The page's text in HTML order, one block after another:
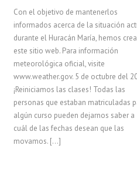
Con el objetivo de mantenerlos
informados acerca de la situación
durante el Huracán María, hemos
este sitio web. Para información
meteorológica oficial, visite
www.weather.gov. 5 de octubre del
¡Reiniciamos las clases! Todas las
personas que estaban matriculadas
algún curso pueden dejarnos saber a
cuál de las fechas desean que las
movamos. […]